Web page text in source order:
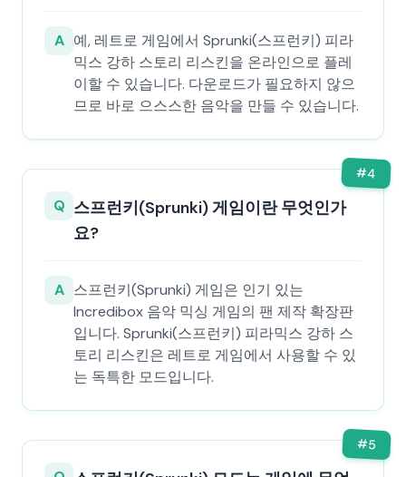
A 예, 레트로 게임에서 Sprunki(스프런키) 피라
믹스 강하 스토리 리스킨을 온라인으로 플레
이할 수 있습니다. 다운로드가 필요하지 않으
므로 바로 으스스한 음악을 만들 수 있습니다.
#4
Q 스프런키(Sprunki) 게임이란 무엇인가
요?
A 스프런키(Sprunki) 게임은 인기 있는
Incredibox 음악 믹싱 게임의 팬 제작 확장판
입니다. Sprunki(스프런키) 피라믹스 강하 스
토리 리스킨은 레트로 게임에서 사용할 수 있
는 독특한 모드입니다.
#5